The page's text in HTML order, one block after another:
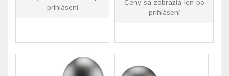
prihlásení
Ceny sa zobrazia len po
prihlásení